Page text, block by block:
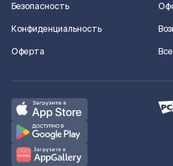
Безопасность
Конфиденциальность
Оферта